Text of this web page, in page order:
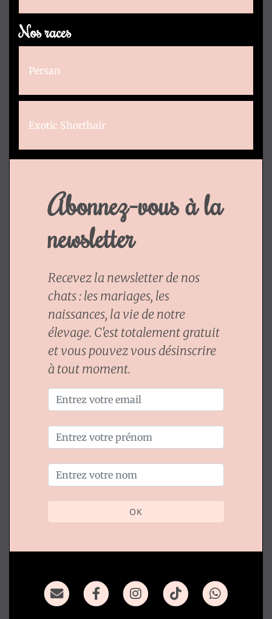
Nos races
Persan
Exotic Shorthair
Abonnez-vous à la
newsletter
Recevez la newsletter de nos
chats : les mariages, les
naissances, la vie de notre
élevage. C'est totalement gratuit
et vous pouvez vous désinscrire
à tout moment.
OK